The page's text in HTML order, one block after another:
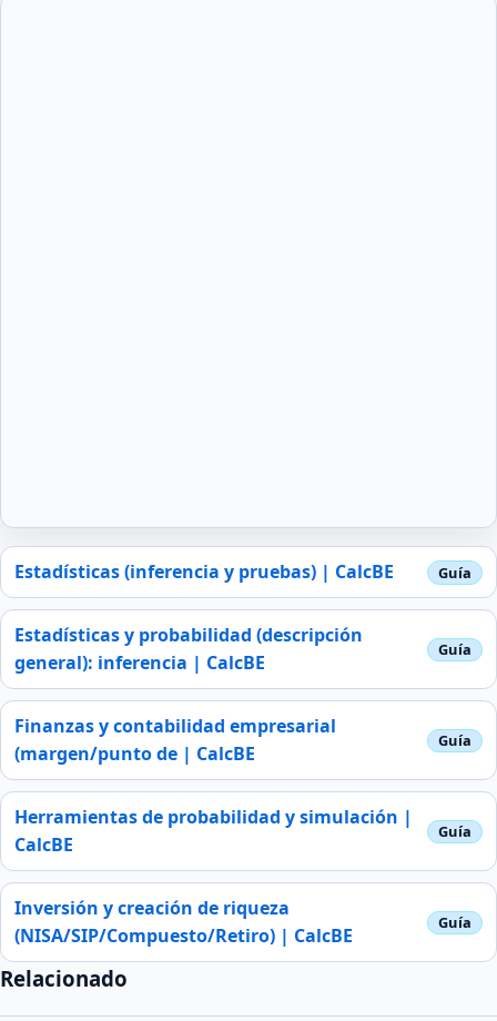
Estadísticas (inferencia y pruebas) | CalcBE
Estadísticas y probabilidad (descripción
general): inferencia | CalcBE
Finanzas y contabilidad empresarial
(margen/punto de | CalcBE
Herramientas de probabilidad y simulación |
CalcBE
Inversión y creación de riqueza
(NISA/SIP/Compuesto/Retiro) | CalcBE
Relacionado